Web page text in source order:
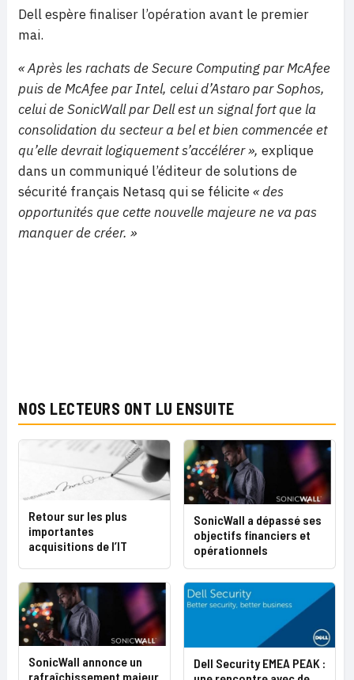
Dell espère finaliser l’opération avant le premier
mai.
« Après les rachats de Secure Computing par McAfee
puis de McAfee par Intel, celui d’Astaro par Sophos,
celui de SonicWall par Dell est un signal fort que la
consolidation du secteur a bel et bien commencée et
qu’elle devrait logiquement s’accélérer », explique
dans un communiqué l’éditeur de solutions de
sécurité français Netasq qui se félicite« des
opportunités que cette nouvelle majeure ne va pas
manquer de créer. »
NOS LECTEURS ONT LU ENSUITE
Retour sur les plus
importantes
acquisitions de l’IT
SonicWall a dépassé ses
objectifs financiers et
opérationnels
SonicWall annonce un
rafraîchissement majeur
Dell Security EMEA PEAK :